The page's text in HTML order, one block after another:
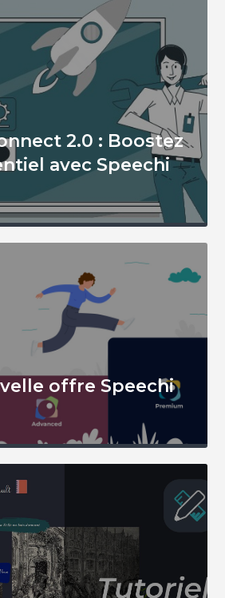
2.0 : Boostez
avec Speechi
offre Speechi